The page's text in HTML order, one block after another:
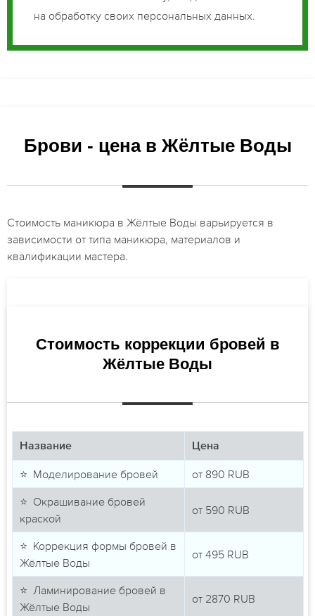
на обработку своих персональных данных.
Брови - цена в Жёлтые Воды
Стоимость маникюра в Жёлтые Воды варьируется в
зависимости от типа маникюра, материалов и
квалификации мастера.
Стоимость коррекции бровей в
Жёлтые Воды
Название Цена
⭐ Моделирование бровей от 890 RUB
⭐ Окрашивание бровей
краской
от 590 RUB
⭐ Коррекция формы бровей в
Жёлтые Воды
от 495 RUB
⭐ Ламинирование бровей в
Жёлтые Воды
от 2870 RUB